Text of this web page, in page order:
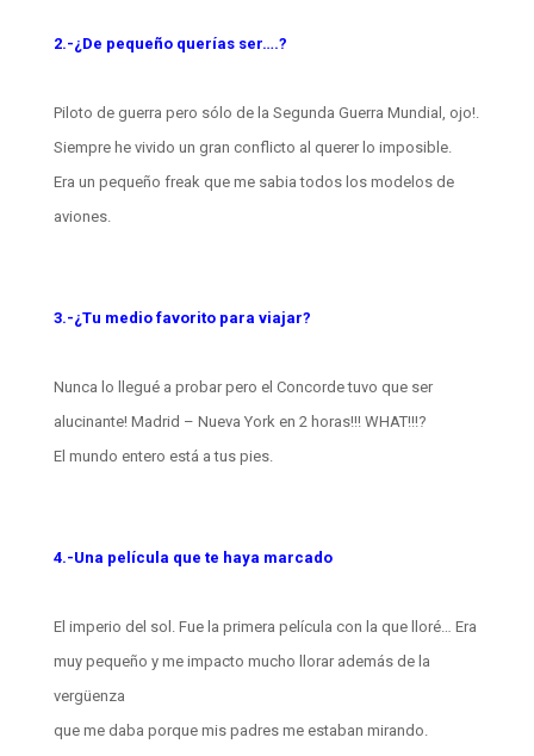
2.-¿De pequeño querías ser….?
Piloto de guerra pero sólo de la Segunda Guerra Mundial, ojo!.
Siempre he vivido un gran conflicto al querer lo imposible.
Era un pequeño freak que me sabia todos los modelos de
aviones.
3.-¿Tu medio favorito para viajar?
Nunca lo llegué a probar pero el Concorde tuvo que ser
alucinante! Madrid – Nueva York en 2 horas!!! WHAT!!!?
El mundo entero está a tus pies.
4.-Una película que te haya marcado
El imperio del sol. Fue la primera película con la que lloré… Era
muy pequeño y me impacto mucho llorar además de la
vergüenza
que me daba porque mis padres me estaban mirando.